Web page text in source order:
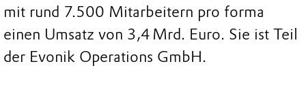
mit rund 7.500 Mitarbeitern pro forma
einen Umsatz von 3,4 Mrd. Euro. Sie ist Teil
der Evonik Operations GmbH.